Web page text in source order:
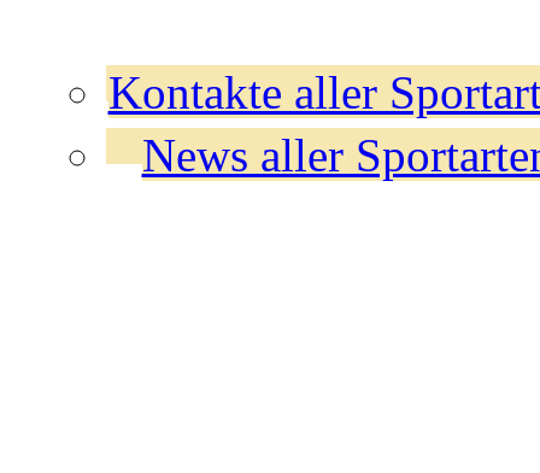
Kontakte aller
News aller